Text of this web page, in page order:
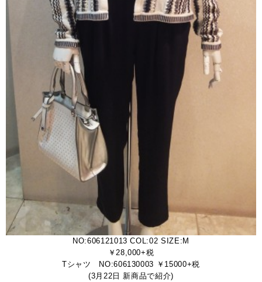
NO:606121013 COL:02 SIZE:M
￥28,000+税
Tシャツ NO:606130003 ￥15000+税
(3月22日 新商品で紹介)